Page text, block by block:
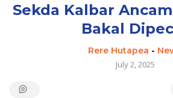
Sekda Kalbar
Bakal
Rere Hutapea -
July 2, 2025